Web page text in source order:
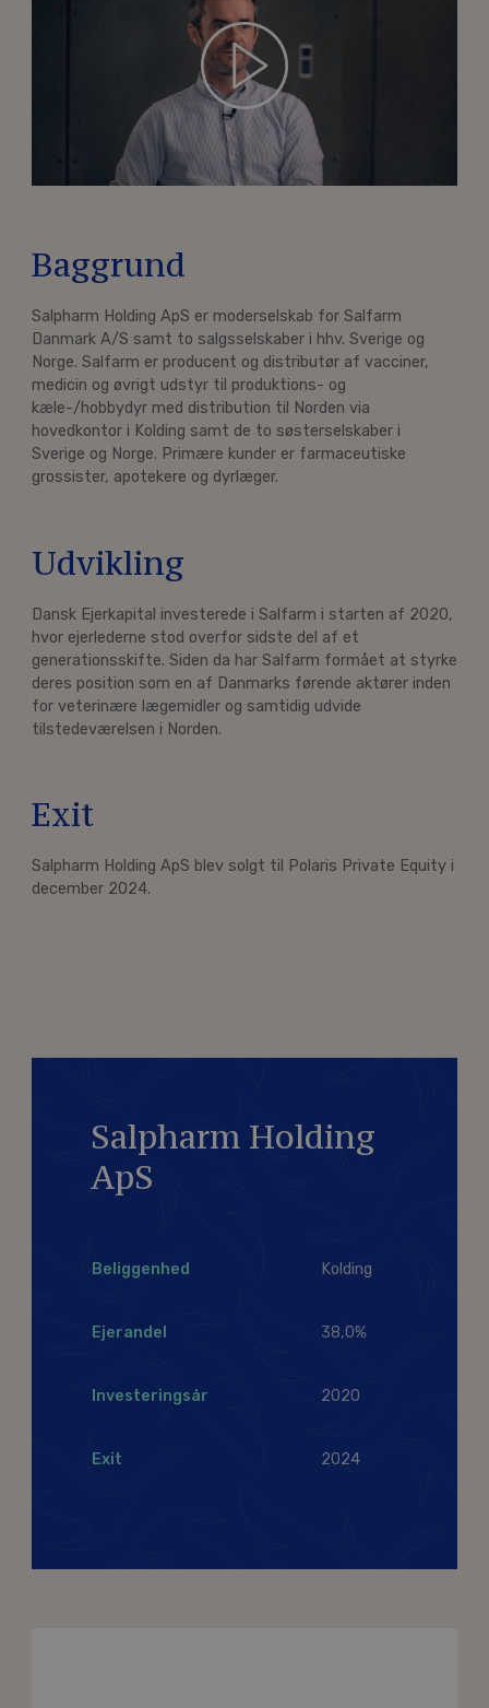
Baggrund
Salpharm Holding ApS er moderselskab for Salfarm
Danmark A/S samt to salgsselskaber i hhv. Sverige og
Norge. Salfarm er producent og distributør af vacciner,
medicin og øvrigt udstyr til produktions- og
kæle-/hobbydyr med distribution til Norden via
hovedkontor i Kolding samt de to søsterselskaber i
Sverige og Norge. Primære kunder er farmaceutiske
grossister, apotekere og dyrlæger.
Udvikling
Dansk Ejerkapital investerede i Salfarm i starten af 2020,
hvor ejerlederne stod overfor sidste del af et
generationsskifte. Siden da har Salfarm formået at styrke
deres position som en af Danmarks førende aktører inden
for veterinære lægemidler og samtidig udvide
tilstedeværelsen i Norden.
Exit
Salpharm Holding ApS blev solgt til Polaris Private Equity i
december 2024.
Salpharm Holding
ApS
Beliggenhed Kolding
Ejerandel 38,0%
Investeringsår 2020
Exit 2024